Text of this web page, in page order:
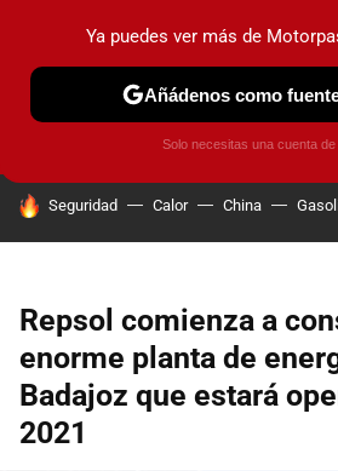
PRUEBAS COCHES ELÉCTRICOS
HOY SE HABLA DE
Seguridad Calor China
Repsol comienza a
enorme planta de
Badajoz que estará
2021
Ya puedes ver más de
Añádenos como
Solo necesitas una cuenta de